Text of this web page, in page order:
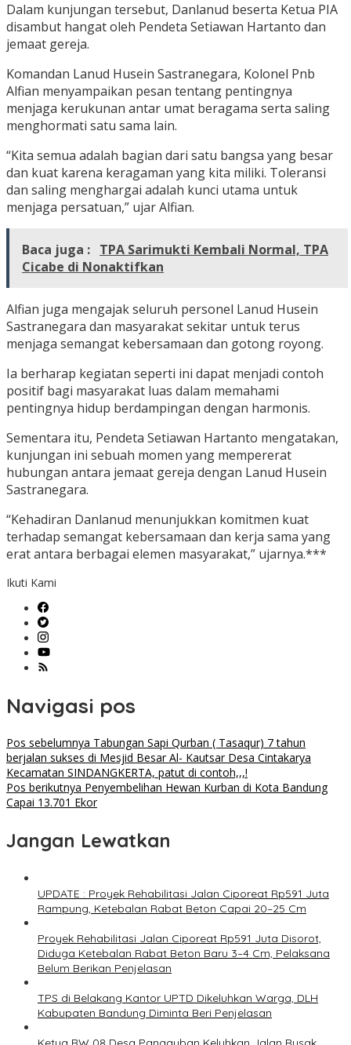
Dalam kunjungan tersebut, Danlanud beserta Ketua PIA
disambut hangat oleh Pendeta Setiawan Hartanto dan
jemaat gereja.
Komandan Lanud Husein Sastranegara, Kolonel Pnb
Alfian menyampaikan pesan tentang pentingnya
menjaga kerukunan antar umat beragama serta saling
menghormati satu sama lain.
“Kita semua adalah bagian dari satu bangsa yang besar
dan kuat karena keragaman yang kita miliki. Toleransi
dan saling menghargai adalah kunci utama untuk
menjaga persatuan,” ujar Alfian.
Baca juga : TPA Sarimukti Kembali Normal, TPA
Cicabe di Nonaktifkan
Alfian juga mengajak seluruh personel Lanud Husein
Sastranegara dan masyarakat sekitar untuk terus
menjaga semangat kebersamaan dan gotong royong.
Ia berharap kegiatan seperti ini dapat menjadi contoh
positif bagi masyarakat luas dalam memahami
pentingnya hidup berdampingan dengan harmonis.
Sementara itu, Pendeta Setiawan Hartanto mengatakan,
kunjungan ini sebuah momen yang mempererat
hubungan antara jemaat gereja dengan Lanud Husein
Sastranegara.
“Kehadiran Danlanud menunjukkan komitmen kuat
terhadap semangat kebersamaan dan kerja sama yang
erat antara berbagai elemen masyarakat,” ujarnya.***
Ikuti Kami
Navigasi pos
Pos sebelumnya Tabungan Sapi Qurban ( Tasaqur) 7 tahun
berjalan sukses di Mesjid Besar Al- Kautsar Desa Cintakarya
Kecamatan SINDANGKERTA, patut di contoh,,,!
Pos berikutnya Penyembelihan Hewan Kurban di Kota Bandung
Capai 13.701 Ekor
Jangan Lewatkan
UPDATE : Proyek Rehabilitasi Jalan Ciporeat Rp591 Juta
Rampung, Ketebalan Rabat Beton Capai 20–25 Cm
Proyek Rehabilitasi Jalan Ciporeat Rp591 Juta Disorot,
Diduga Ketebalan Rabat Beton Baru 3–4 Cm, Pelaksana
Belum Berikan Penjelasan
TPS di Belakang Kantor UPTD Dikeluhkan Warga, DLH
Kabupaten Bandung Diminta Beri Penjelasan